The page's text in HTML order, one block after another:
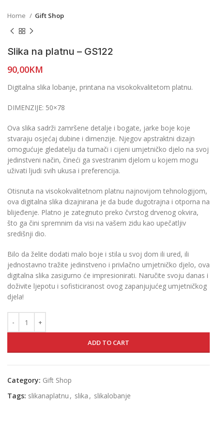
Home Gift Shop
Slika na platnu – GS122
90,00KM
Digitalna slika lobanje, printana na visokokvalitetom platnu.
DIMENZIJE: 50×78
Ova slika sadrži zamršene detalje i bogate, jarke boje koje
stvaraju osjećaj dubine i dimenzije. Njegov apstraktni dizajn
omogućuje gledatelju da tumači i cijeni umjetničko djelo na svoj
jedinstveni način, čineći ga svestranim djelom u kojem mogu
uživati ljudi svih ukusa i preferencija.
Otisnuta na visokokvalitetnom platnu najnovijom tehnologijom,
ova digitalna slika dizajnirana je da bude dugotrajna i otporna na
blijeđenje. Platno je zategnuto preko čvrstog drvenog okvira,
što ga čini spremnim da visi na vašem zidu kao upečatljiv
središnji dio.
Bilo da želite dodati malo boje i stila u svoj dom ili ured, ili
jednostavno tražite jedinstveno i privlačno umjetničko djelo, ova
digitalna slika zasigurno će impresionirati. Naručite svoju danas i
doživite ljepotu i sofisticiranost ovog zapanjujućeg umjetničkog
djela!
ADD TO CART
Category: Gift Shop
Tags: slikanaplatnu , slika , slikalobanje